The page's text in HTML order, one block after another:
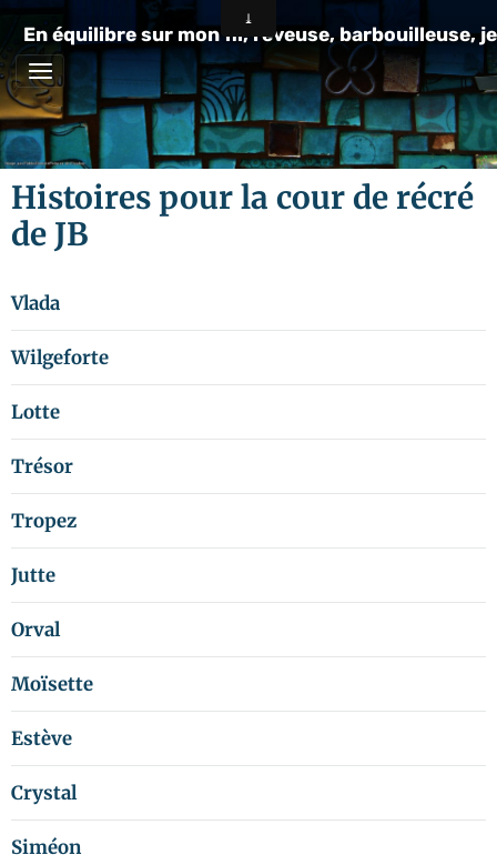
En équilibre sur mon fil, rêveuse, barbouilleuse,
Histoires pour la cour de récré
de JB
Vlada
Wilgeforte
Lotte
Trésor
Tropez
Jutte
Orval
Moïsette
Estève
Crystal
Siméon